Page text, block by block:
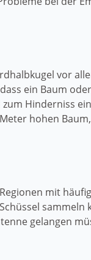
vor
ein Baum
Hinderniss
hohen
mit
sammeln
gelangen